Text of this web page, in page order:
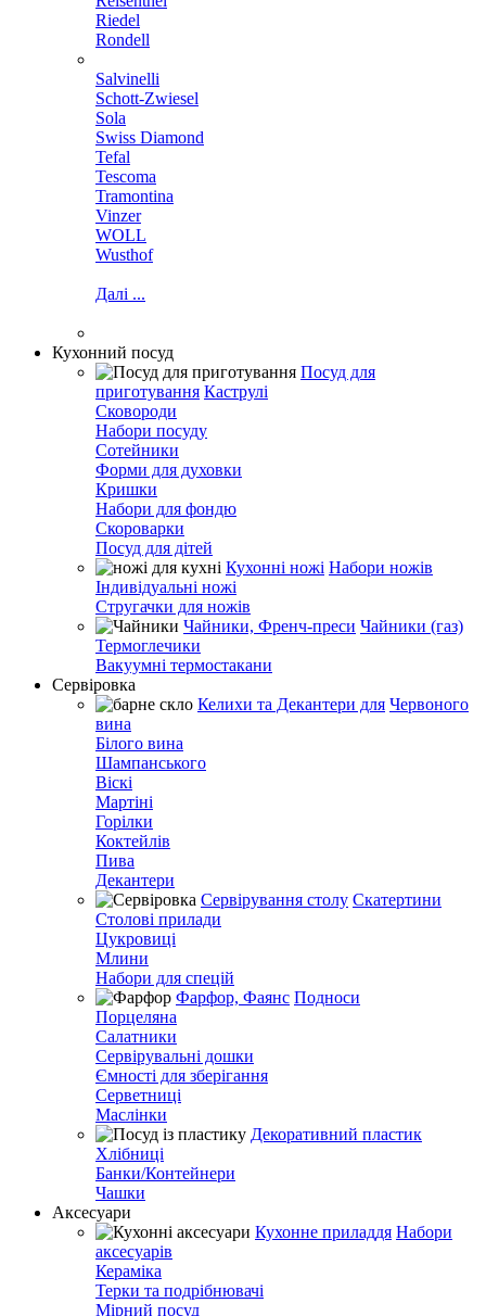
Riedel
Rondell
Salvinelli
Schott-Zwiesel
Sola
Swiss Diamond
Tefal
Tescoma
Tramontina
Vinzer
WOLL
Wusthof
Далі ...
Кухонний посуд
Посуд для
приготування Каструлі
Сковороди
Набори посуду
Сотейники
Форми для духовки
Кришки
Набори для фондю
Скороварки
Посуд для дітей
Кухонні ножі Набори ножів
Індивідуальні ножі
Стругачки для ножів
Чайники, Френч-преси Чайники (газ)
Термоглечики
Вакуумні термостакани
Сервіровка
Келихи та Декантери для Червоного
вина
Білого вина
Шампанського
Віскі
Мартіні
Горілки
Коктейлів
Пива
Декантери
Сервірування столу Скатертини
Столові прилади
Цукровиці
Млини
Набори для спецій
Фарфор, Фаянс Подноси
Порцеляна
Салатники
Сервірувальні дошки
Ємності для зберігання
Серветниці
Маслінки
Декоративний пластик
Хлібниці
Банки/Контейнери
Чашки
Аксесуари
Кухонне приладдя Набори
аксесуарів
Кераміка
Терки та подрібнювачі
Мірний посуд